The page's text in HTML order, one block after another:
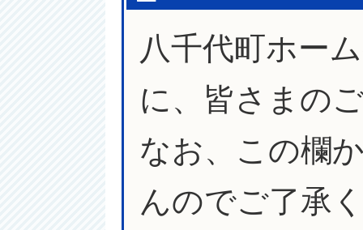
八千代町ホー
に、皆さまの
なお、この欄
んのでご了承